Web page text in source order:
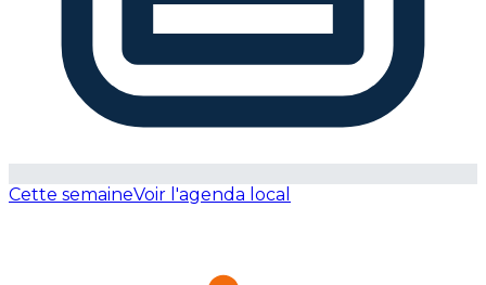
Cette semaineVoir l'agenda local